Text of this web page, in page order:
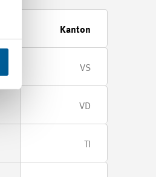
Kanton
VS
VD